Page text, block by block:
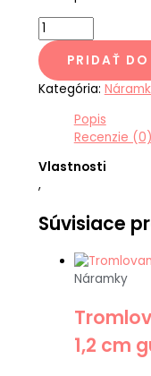
PRIDAŤ
Kategória:
Popis
Recenzie (0)
Vlastnosti
,
Súvisiace
Náramky
1,2 cm